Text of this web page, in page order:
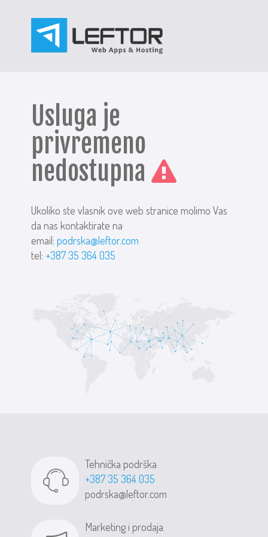
Usluga je
privremeno
nedostupna
Ukoliko ste vlasnik ove web stranice molimo Vas
da nas kontaktirate na
email:podrska@leftor.com
tel: +387 35 364 035
Tehnička podrška
+387 35 364 035
podrska@leftor.com
Marketing i prodaja